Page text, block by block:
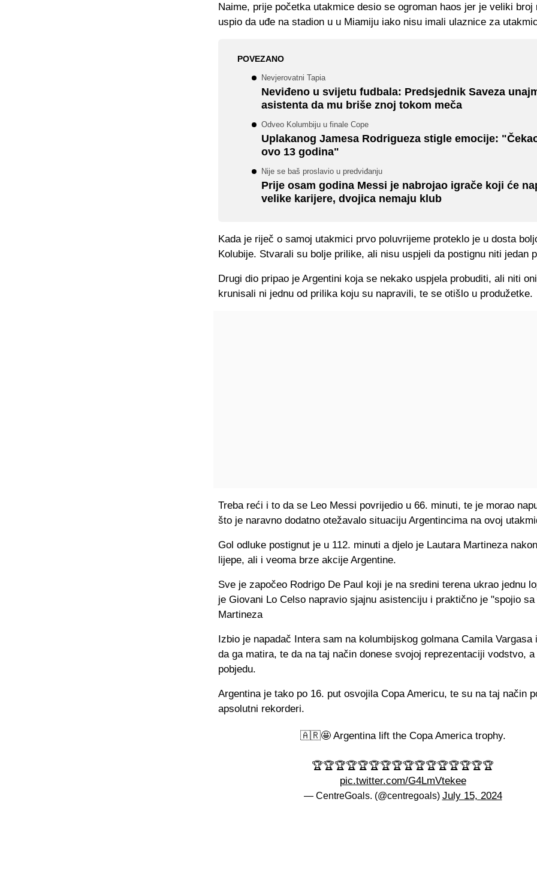
Naime, prije početka utakmice desio se ogroman haos jer je veliki broj
uspio da uđe na stadion u u Miamiju iako nisu imali ulaznice za
POVEZANO
Nevjerovatni Tapia
Neviđeno u svijetu fudbala: Predsjednik Saveza
asistenta da mu briše znoj tokom meča
Odveo Kolumbiju u finale Cope
Uplakanog Jamesa Rodrigueza stigle emocije:
ovo 13 godina"
Nije se baš proslavio u predviđanju
Prije osam godina Messi je nabrojao igrače koji će
velike karijere, dvojica nemaju klub
Kada je riječ o samoj utakmici prvo poluvrijeme proteklo je u dosta
Kolubije. Stvarali su bolje prilike, ali nisu uspjeli da postignu niti jedan
Drugi dio pripao je Argentini koja se nekako uspjela probuditi, ali niti
krunisali ni jednu od prilika koju su napravili, te se otišlo u produžetke.
Treba reći i to da se Leo Messi povrijedio u 66. minuti, te je morao
što je naravno dodatno otežavalo situaciju Argentincima na ovoj
Gol odluke postignut je u 112. minuti a djelo je Lautara Martineza
lijepe, ali i veoma brze akcije Argentine.
Sve je započeo Rodrigo De Paul koji je na sredini terena ukrao jednu
je Giovani Lo Celso napravio sjajnu asistenciju i praktično je "spojio sa
Martineza
Izbio je napadač Intera sam na kolumbijskog golmana Camila Vargasa
da ga matira, te da na taj način donese svojoj reprezentaciji vodstvo,
pobjedu.
Argentina je tako po 16. put osvojila Copa Americu, te su na taj način
apsolutni rekorderi.
🇦🇷🤩 Argentina lift the Copa America trophy.
🏆🏆🏆🏆🏆🏆🏆🏆🏆🏆🏆🏆🏆🏆🏆🏆
pic.twitter.com/G4LmVtekee
— CentreGoals. (@centregoals) July 15, 2024